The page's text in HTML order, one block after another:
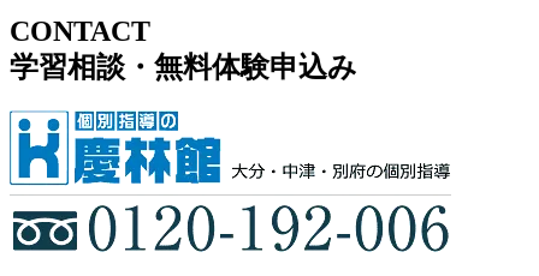
CONTACT
学習相談・無料体験申込み